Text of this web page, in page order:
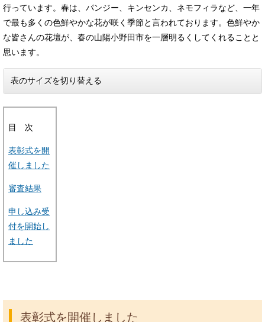
行っています。春は、パンジー、キンセンカ、ネモフィラなど、一年
で最も多くの色鮮やかな花が咲く季節と言われております。色鮮やか
な皆さんの花壇が、春の山陽小野田市を一層明るくしてくれることと
思います。
表のサイズを切り替える
目 次
表彰式を開
催しました
審査結果
申し込み受
付を開始し
ました
表彰式を開催しました